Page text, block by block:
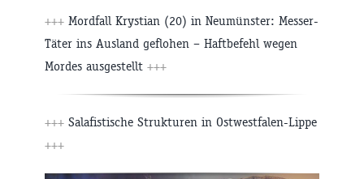
+++ Mordfall Krystian (20) in Neumünster: Messer-
Täter ins Ausland geflohen – Haftbefehl wegen
Mordes ausgestellt +++
+++ Salafistische Strukturen in Ostwestfalen-Lippe
+++